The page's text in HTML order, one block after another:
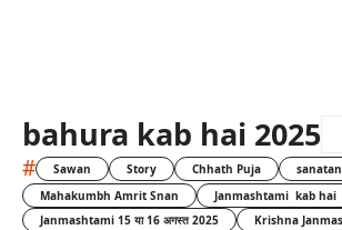
bahura kab hai 2025
# Sawan Story Chhath Puja
Mahakumbh Amrit Snan
Janmashtami kab hai
Janmashtami 15 या 16 अगस्त 2025
Krishna